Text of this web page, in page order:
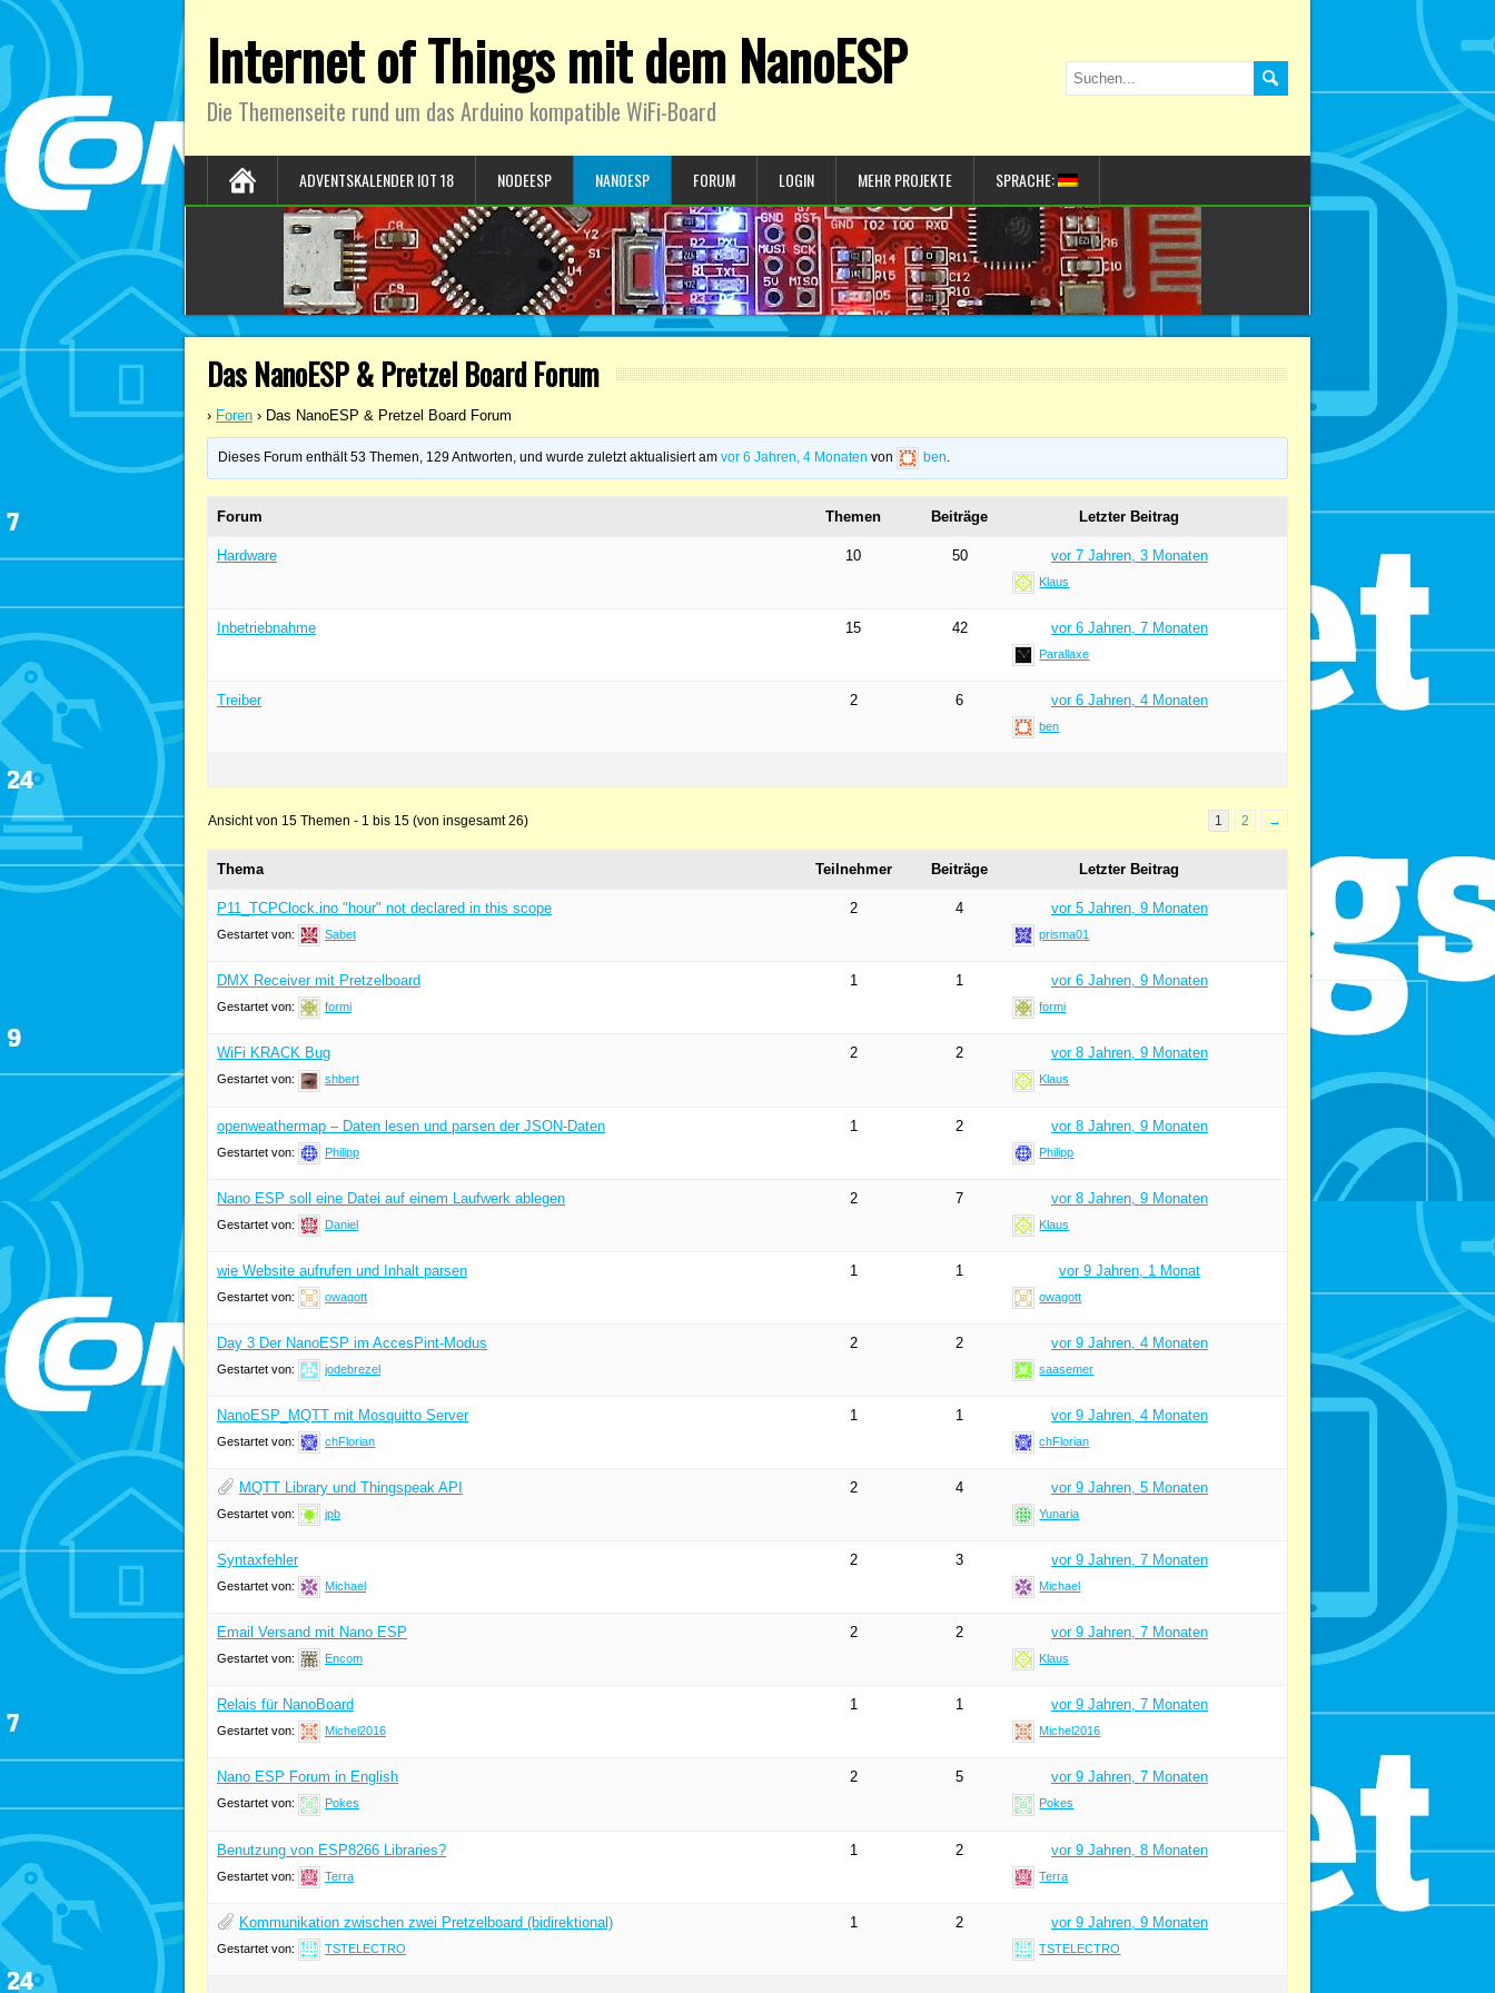
Internet of Things mit dem NanoESP
Die Themenseite rund um das Arduino kompatible WiFi-Board
ADVENTSKALENDER IOT 18 NODEESP NANOESP FORUM LOGIN MEHR PROJEKTE SPRACHE:
Das NanoESP & Pretzel Board Forum
› Foren › Das NanoESP & Pretzel Board Forum
Dieses Forum enthält 53 Themen, 129 Antworten, und wurde zuletzt aktualisiert amvor 6 Jahren, 4 Monaten von ben.
Forum Themen Beiträge Letzter Beitrag
Hardware 10 50 vor 7 Jahren, 3 Monaten
Klaus
Inbetriebnahme 15 42 vor 6 Jahren, 7 Monaten
Parallaxe
Treiber 2 6 vor 6 Jahren, 4 Monaten
ben
Ansicht von 15 Themen - 1 bis 15 (von insgesamt 26) 1 2 →
Thema Teilnehmer Beiträge Letzter Beitrag
P11_TCPClock.ino "hour" not declared in this scope
Gestartet von: Sabet
2 4 vor 5 Jahren, 9 Monaten
prisma01
DMX Receiver mit Pretzelboard
Gestartet von: formi
1 1 vor 6 Jahren, 9 Monaten
formi
WiFi KRACK Bug
Gestartet von: shbert
2 2 vor 8 Jahren, 9 Monaten
Klaus
openweathermap – Daten lesen und parsen der JSON-Daten
Gestartet von: Philipp
1 2 vor 8 Jahren, 9 Monaten
Philipp
Nano ESP soll eine Datei auf einem Laufwerk ablegen
Gestartet von: Daniel
2 7 vor 8 Jahren, 9 Monaten
Klaus
wie Website aufrufen und Inhalt parsen
Gestartet von: owagott
1 1 vor 9 Jahren, 1 Monat
owagott
Day 3 Der NanoESP im AccesPint-Modus
Gestartet von: jodebrezel
2 2 vor 9 Jahren, 4 Monaten
saasemer
NanoESP_MQTT mit Mosquitto Server
Gestartet von: chFlorian
1 1 vor 9 Jahren, 4 Monaten
chFlorian
MQTT Library und Thingspeak API
Gestartet von: jpb
2 4 vor 9 Jahren, 5 Monaten
Yunaria
Syntaxfehler
Gestartet von: Michael
2 3 vor 9 Jahren, 7 Monaten
Michael
Email Versand mit Nano ESP
Gestartet von: Encom
2 2 vor 9 Jahren, 7 Monaten
Klaus
Relais für NanoBoard
Gestartet von: Michel2016
1 1 vor 9 Jahren, 7 Monaten
Michel2016
Nano ESP Forum in English
Gestartet von: Pokes
2 5 vor 9 Jahren, 7 Monaten
Pokes
Benutzung von ESP8266 Libraries?
Gestartet von: Terra
1 2 vor 9 Jahren, 8 Monaten
Terra
Kommunikation zwischen zwei Pretzelboard (bidirektional)
Gestartet von: TSTELECTRO
1 2 vor 9 Jahren, 9 Monaten
TSTELECTRO